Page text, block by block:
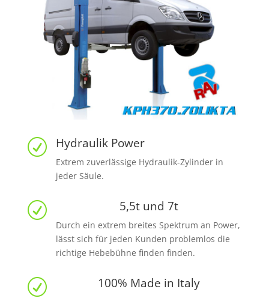
R Hydraulik Power
Extrem zuverlässige Hydraulik-Zylinder in
jeder Säule.
R 5,5t und 7t
Durch ein extrem breites Spektrum an Power,
lässt sich für jeden Kunden problemlos die
richtige Hebebühne finden finden.
R 100% Made in Italy